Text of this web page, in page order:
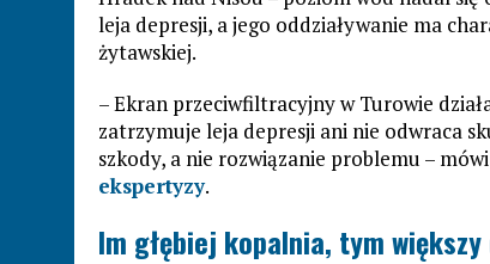
leja depresji, a jego oddziaływanie ma
żytawskiej.
– Ekran przeciwfiltracyjny w Turowie
zatrzymuje leja depresji ani nie odwraca
szkody, a nie rozwiązanie problemu – mówi
ekspertyzy.
Im głębiej kopalnia, tym